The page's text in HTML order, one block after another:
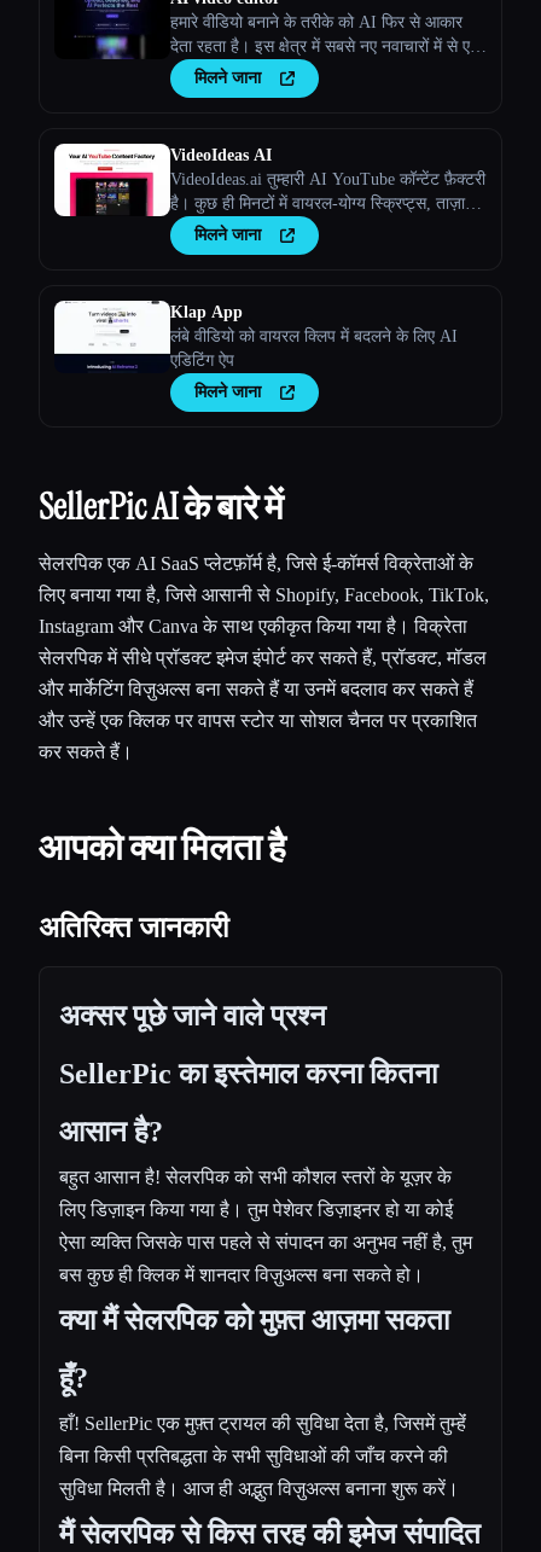
हमारे वीडियो बनाने के तरीके को AI फिर से आकार
देता रहता है। इस क्षेत्र में सबसे नए नवाचारों में से एक
है TopView.ai, जो एक ऑनलाइन AI वीडियो एडिटर
है, जो स्ट्रीमलाइन करने के लिए AI की ताकत का
मिलने जाना
VideoIdeas AI
VideoIdeas.ai तुम्हारी AI YouTube कॉन्टेंट फ़ैक्टरी
है। कुछ ही मिनटों में वायरल-योग्य स्क्रिप्ट्स, ताज़ा
वीडियो आइडिया और आकर्षक कॉन्टेंट जेनरेट करें।
मिलने जाना
Klap App
लंबे वीडियो को वायरल क्लिप में बदलने के लिए AI
एडिटिंग ऐप
मिलने जाना
SellerPic AI के बारे में
सेलरपिक एक AI SaaS प्लेटफ़ॉर्म है, जिसे ई-कॉमर्स विक्रेताओं के
लिए बनाया गया है, जिसे आसानी से Shopify, Facebook, TikTok,
Instagram और Canva के साथ एकीकृत किया गया है। विक्रेता
सेलरपिक में सीधे प्रॉडक्ट इमेज इंपोर्ट कर सकते हैं, प्रॉडक्ट, मॉडल
और मार्केटिंग विज़ुअल्स बना सकते हैं या उनमें बदलाव कर सकते हैं
और उन्हें एक क्लिक पर वापस स्टोर या सोशल चैनल पर प्रकाशित
कर सकते हैं।
आपको क्या मिलता है
अतिरिक्त जानकारी
अक्सर पूछे जाने वाले प्रश्न
SellerPic का इस्तेमाल करना कितना
आसान है?
बहुत आसान है! सेलरपिक को सभी कौशल स्तरों के यूज़र के
लिए डिज़ाइन किया गया है। तुम पेशेवर डिज़ाइनर हो या कोई
ऐसा व्यक्ति जिसके पास पहले से संपादन का अनुभव नहीं है, तुम
बस कुछ ही क्लिक में शानदार विज़ुअल्स बना सकते हो।
क्या मैं सेलरपिक को मुफ़्त आज़मा सकता
हूँ?
हाँ! SellerPic एक मुफ़्त ट्रायल की सुविधा देता है, जिसमें तुम्हेंं
बिना किसी प्रतिबद्धता के सभी सुविधाओं की जाँच करने की
सुविधा मिलती है। आज ही अद्भुत विज़ुअल्स बनाना शुरू करें।
मैं सेलरपिक से किस तरह की इमेज संपादित